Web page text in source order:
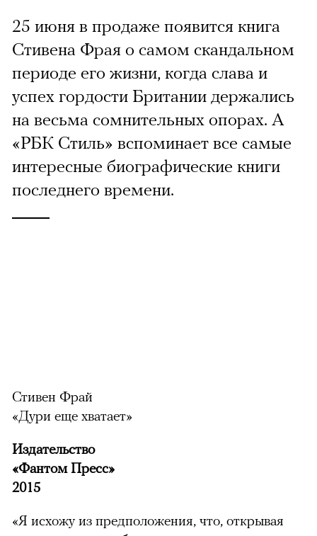
25 июня в продаже появится книга
Стивена Фрая о самом скандальном
периоде его жизни, когда слава и
успех гордости Британии держались
на весьма сомнительных опорах. А
«РБК Стиль» вспоминает все самые
интересные биографические книги
последнего времени.
00:00/00:00
Стивен Фрай
«Дури еще хватает»
Издательство
«Фантом Пресс»
2015
«Я исхожу из предположения, что, открывая